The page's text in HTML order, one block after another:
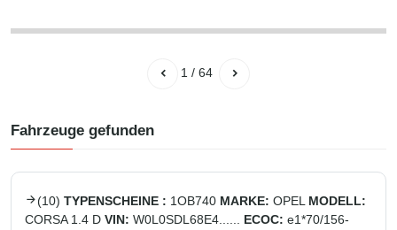
1 / 64
Fahrzeuge gefunden
(10) TYPENSCHEINE : 1OB740 MARKE: OPEL MODELL:
CORSA 1.4 D VIN: W0L0SDL68E4...... ECOC: e1*70/156-